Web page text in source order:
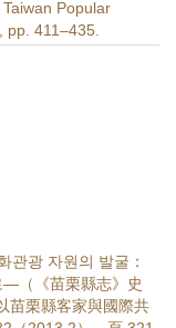
Popular
411–435.
관광 자원의 발굴：
—（《苗栗縣志》史
苗栗縣客家與國際共